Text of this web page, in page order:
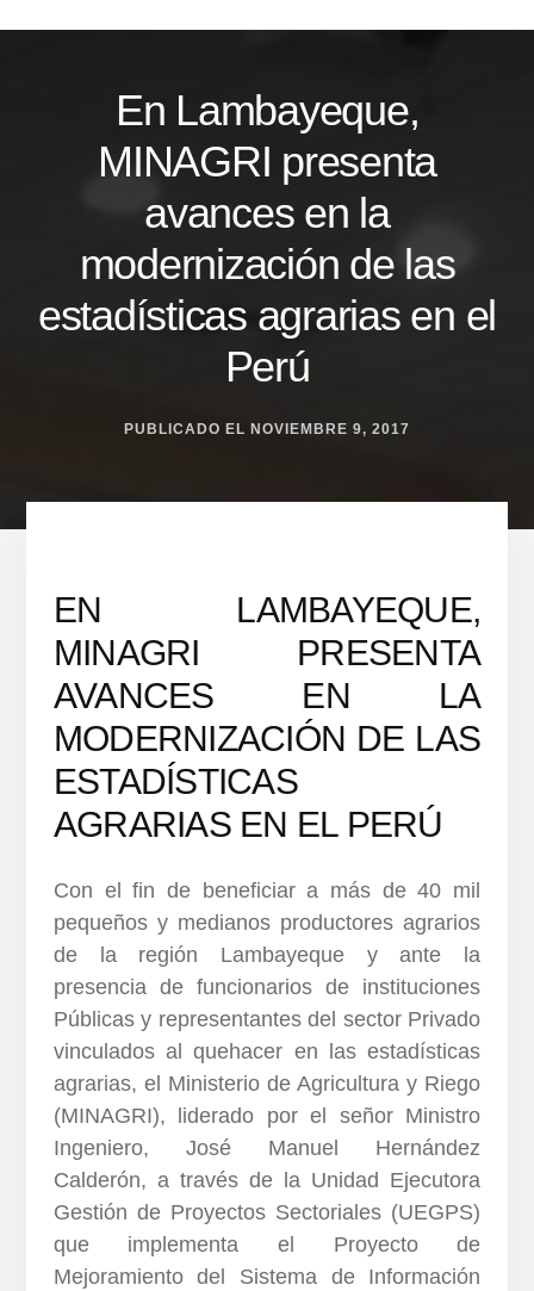
En Lambayeque,
MINAGRI presenta
avances en la
modernización de las
estadísticas agrarias en el
Perú
PUBLICADO EL NOVIEMBRE 9, 2017
EN LAMBAYEQUE,
MINAGRI PRESENTA
AVANCES EN LA
MODERNIZACIÓN DE LAS
ESTADÍSTICAS
AGRARIAS EN EL PERÚ
Con el fin de beneficiar a más de 40 mil
pequeños y medianos productores agrarios
de la región Lambayeque y ante la
presencia de funcionarios de instituciones
Públicas y representantes del sector Privado
vinculados al quehacer en las estadísticas
agrarias, el Ministerio de Agricultura y Riego
(MINAGRI), liderado por el señor Ministro
Ingeniero, José Manuel Hernández
Calderón, a través de la Unidad Ejecutora
Gestión de Proyectos Sectoriales (UEGPS)
que implementa el Proyecto de
Mejoramiento del Sistema de Información